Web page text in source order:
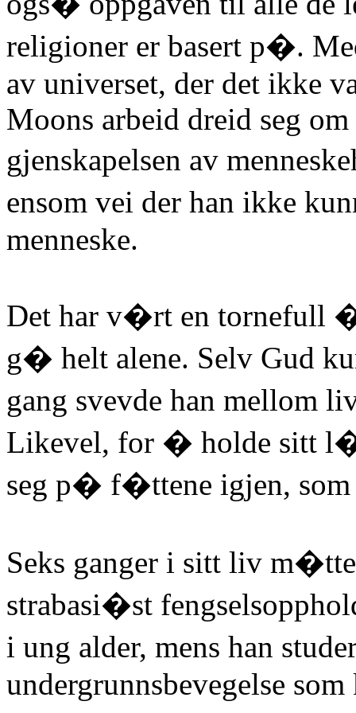
religioner er basert p�.
av universet, der det ikke
Moons arbeid dreid seg
gjenskapelsen av
ensom vei der han ikke
menneske.
Det har v�rt en tornefull
g� helt alene. Selv Gud
gang svevde han mellom
Likevel, for � holde sitt
seg p� f�ttene igjen,
Seks ganger i sitt liv
strabasi�st
i ung alder, mens han
undergrunnsbevegelse